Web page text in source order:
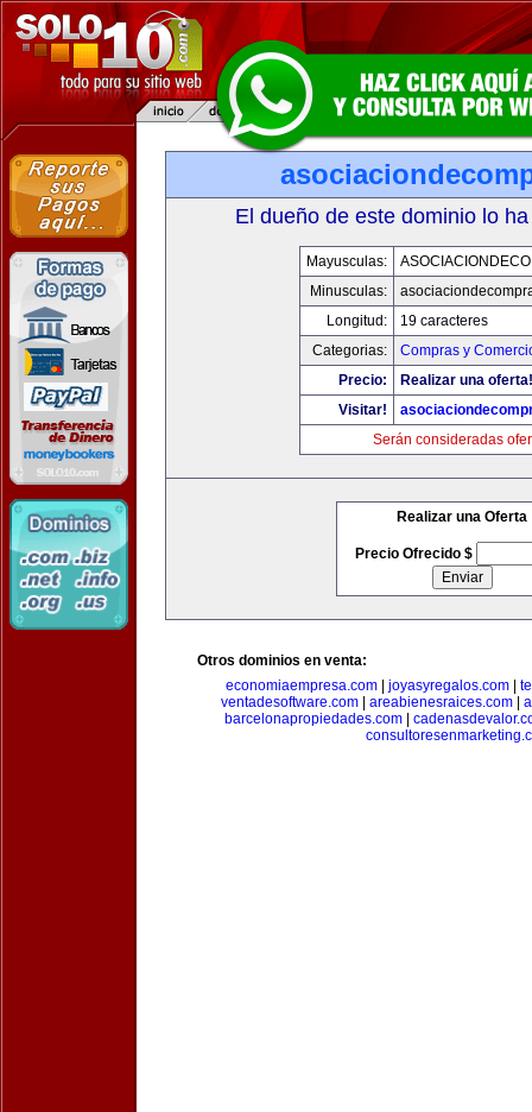
El dueño de este dominio lo
Mayusculas:
Minusculas:
Longitud:
19 caracteres
Categorias:
Compras y
Precio:
Realizar una oferta!
Visitar!
Serán consideradas
Realizar una Oferta
Precio Ofrecido $
Otros dominios en venta:
economiaempresa.com
joyasyregalos.com
ventadesoftware.com| areabienesraices.com|
barcelonapropiedades.com|